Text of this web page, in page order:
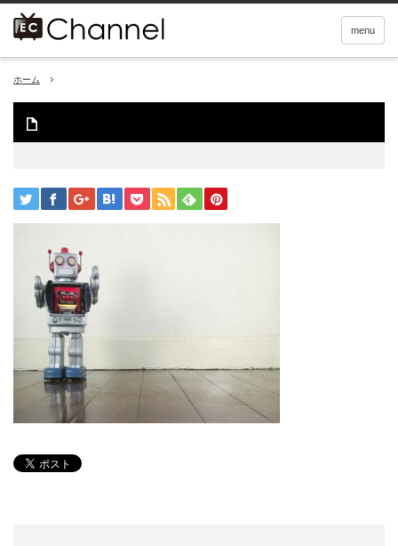
menu
ホーム